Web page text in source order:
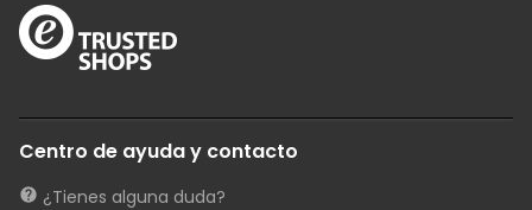
Centro de ayuda y contacto
¿Tienes alguna duda?